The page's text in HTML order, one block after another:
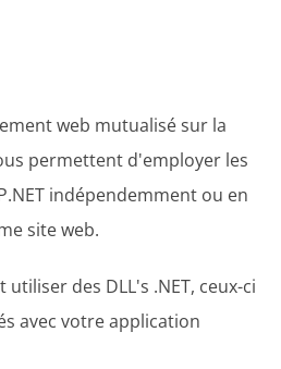
web mutualisé sur la
permettent d'employer les
indépendemment ou en
site web.
des DLL's .NET, ceux-ci
avec votre application